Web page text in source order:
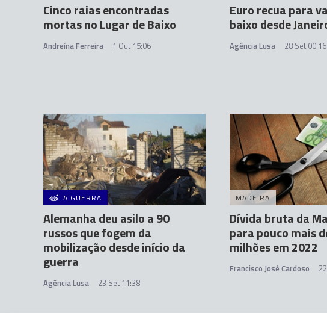
Cinco raias encontradas
mortas no Lugar de Baixo
Andreína Ferreira 1 Out 15:06
Euro recua para
baixo desde
Agência Lusa 28 Set 00:16
A GUERRA
Alemanha deu asilo a 90
russos que fogem da
mobilização desde início da
guerra
Agência Lusa 23 Set 11:38
MADEIRA
Dívida bruta da
para pouco mais
milhões em 2022
Francisco José Cardoso